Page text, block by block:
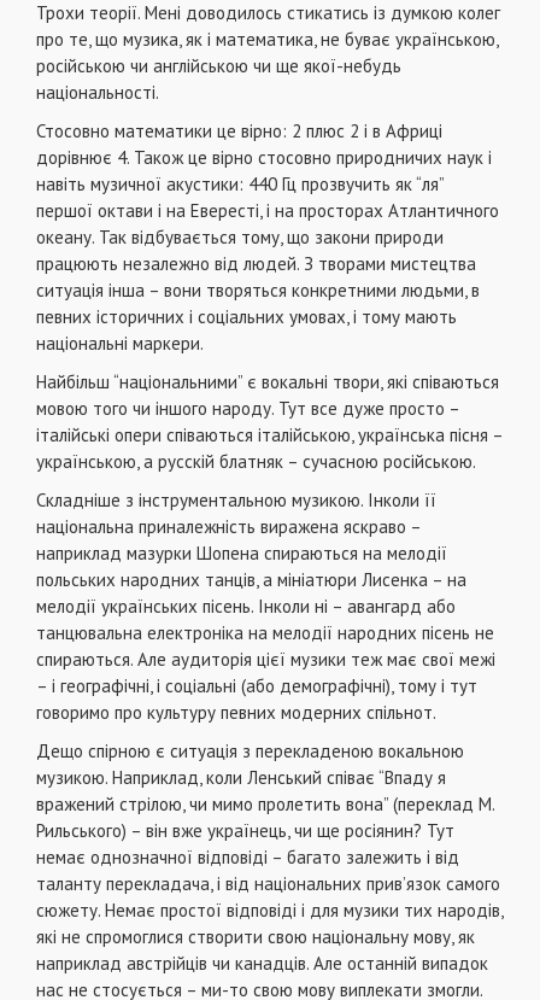
Трохи теорії. Мені доводилось стикатись із думкою колег
про те, що музика, як і математика, не буває українською,
російською чи англійською чи ще якої-небудь
національності.
Стосовно математики це вірно: 2 плюс 2 і в Африці
дорівнює 4. Також це вірно стосовно природничих наук і
навіть музичної акустики: 440 Гц прозвучить як “ля”
першої октави і на Евересті, і на просторах Атлантичного
океану. Так відбувається тому, що закони природи
працюють незалежно від людей. З творами мистецтва
ситуація інша – вони творяться конкретними людьми, в
певних історичних і соціальних умовах, і тому мають
національні маркери.
Найбільш “національними” є вокальні твори, які співаються
мовою того чи іншого народу. Тут все дуже просто –
італійські опери співаються італійською, українська пісня –
українською, а русскій блатняк – сучасною російською.
Складніше з інструментальною музикою. Інколи її
національна приналежність виражена яскраво –
наприклад мазурки Шопена спираються на мелодії
польських народних танців, а мініатюри Лисенка – на
мелодії українських пісень. Інколи ні – авангард або
танцювальна електроніка на мелодії народних пісень не
спираються. Але аудиторія цієї музики теж має свої межі
– і географічні, і соціальні (або демографічні), тому і тут
говоримо про культуру певних модерних спільнот.
Дещо спірною є ситуація з перекладеною вокальною
музикою. Наприклад, коли Ленський співає “Впаду я
вражений стрілою, чи мимо пролетить вона” (переклад М.
Рильського) – він вже українець, чи ще росіянин? Тут
немає однозначної відповіді – багато залежить і від
таланту перекладача, і від національних прив’язок самого
сюжету. Немає простої відповіді і для музики тих народів,
які не спромоглися створити свою національну мову, як
наприклад австрійців чи канадців. Але останній випадок
нас не стосується – ми-то свою мову виплекати змогли.